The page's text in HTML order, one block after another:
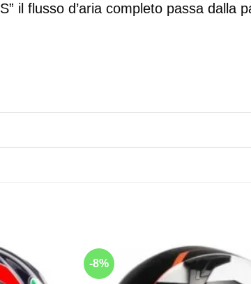
il flusso d’aria completo passa dalla
-8%